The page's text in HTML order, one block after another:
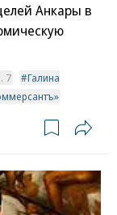
Анкары в
7
Галина